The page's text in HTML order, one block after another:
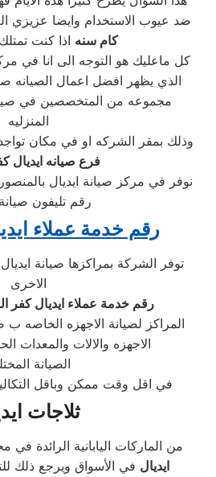
ضد عيوب الاستخدام وايضا عزيزي
كام سنه اذا كنت
كل ماعليك هو التوجه الى انا في
الذي يظهر افضل اعمال الصيانه
مجموعه من المتخصصين في
المنزليه
وذلك بمقر الشركه او في مكان
فرع صيانه ايديال
نوفر في مركز صيانة ايديال
رقم تليفون
رقم خدمة عملاء
توفر الشركة بمراكزها صيانة
الاخرى
رقم خدمة عملاء ايديال كفر
المراكز لصيانة الاجهزه الخاصه ب
الاجهزه والالات والمعدات
الصيانة
في اقل وقت ممكن وباقل
ثلاجات
من الماركات اليابانية الرائدة في
ايديال في الأسواق ويرجع ذلك